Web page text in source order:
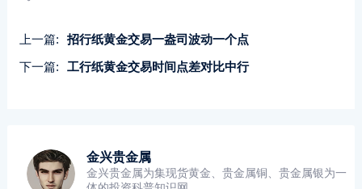
上一篇:
招行纸黄金交易一盎司波动一个点
下一篇:
工行纸黄金交易时间点差对比中行
金兴贵金属
金兴贵金属为集现货黄金、贵金属铜、贵金属银为一